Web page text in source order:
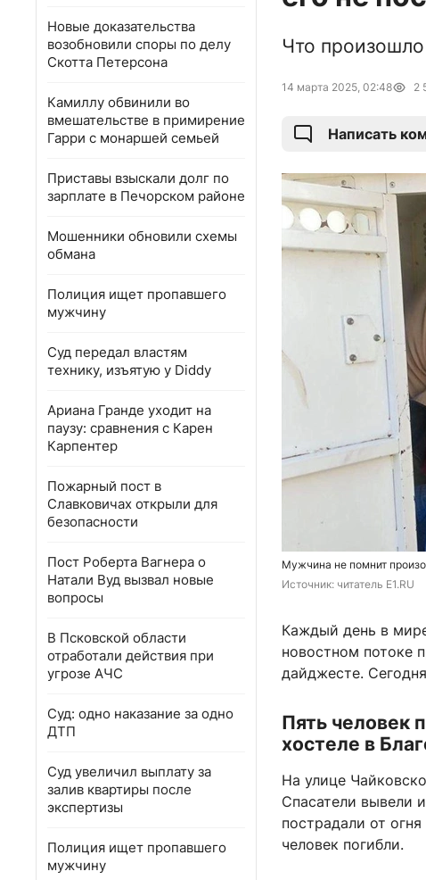
Новые доказательства
возобновили споры по делу
Скотта Петерсона
Камиллу обвинили во
вмешательстве в примирение
Гарри с монаршей семьей
Приставы взыскали долг по
зарплате в Печорском районе
Мошенники обновили схемы
обмана
Полиция ищет пропавшего
мужчину
Суд передал властям
технику, изъятую у Diddy
Ариана Гранде уходит на
паузу: сравнения с Карен
Карпентер
Пожарный пост в
Славковичах открыли для
безопасности
Пост Роберта Вагнера о
Натали Вуд вызвал новые
вопросы
В Псковской области
отработали действия при
угрозе АЧС
Суд: одно наказание за одно
ДТП
Суд увеличил выплату за
залив квартиры после
экспертизы
Полиция ищет пропавшего
мужчину
Что произошло
14 марта 2025, 02:48 2
Написать
Мужчина не помнит
Источник: читатель E1.RU
Каждый день в
новостном потоке
дайджесте.
Пять человек
хостеле в
На улице
Спасатели вывели
пострадали от
человек погибли.